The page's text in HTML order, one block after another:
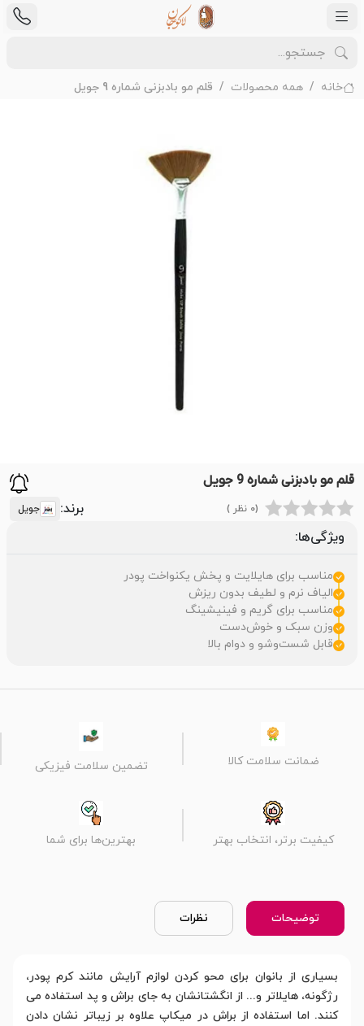
خانه همه محصولات قلم مو بادبزنی شماره 9 جویل
قلم مو بادبزنی شماره 9 جویل
(0 نظر ) برند: جویل
ویژگی‌ها:
مناسب برای هایلایت و پخش یکنواخت پودر
الیاف نرم و لطیف بدون ریزش
مناسب برای گریم و فینیشینگ
وزن سبک و خوش‌دست
قابل شست‌وشو و دوام بالا
ضمانت سلامت کالا تضمین سلامت فیزیکی
کیفیت برتر، انتخاب بهتر بهترین‌ها برای شما
توضیحات نظرات
بسیاری از بانوان برای محو کردن لوازم آرایش مانند کرم پودر،
رژگونه، هایلاتر و... از انگشتانشان به جای براش و پد استفاده می
کنند. اما استفاده از براش در میکاپ علاوه بر زیباتر نشان دادن